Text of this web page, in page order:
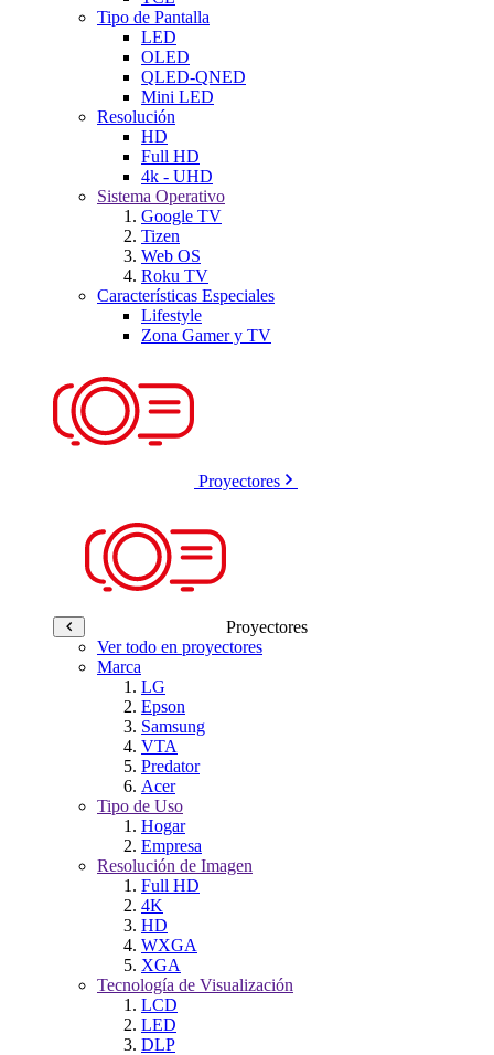
Tipo de Pantalla
LED
OLED
QLED-QNED
Mini LED
Resolución
HD
Full HD
4k - UHD
Sistema Operativo
Google TV
Tizen
Web OS
Roku TV
Características Especiales
Lifestyle
Zona Gamer y TV
Proyectores
Proyectores
Ver todo en proyectores
Marca
LG
Epson
Samsung
VTA
Predator
Acer
Tipo de Uso
Hogar
Empresa
Resolución de Imagen
Full HD
4K
HD
WXGA
XGA
Tecnología de Visualización
LCD
LED
DLP